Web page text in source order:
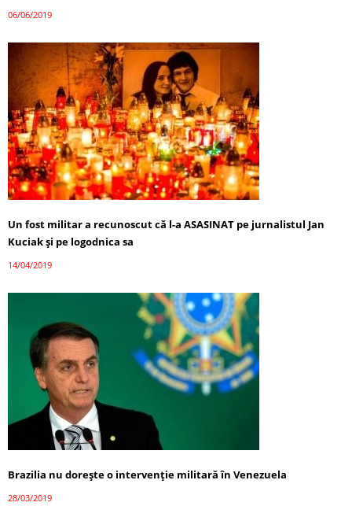
06/06/2019
Un fost militar a recunoscut că l-a ASASINAT pe jurnalistul Jan
Kuciak și pe logodnica sa
14/04/2019
Brazilia nu doreşte o intervenţie militară în Venezuela
28/03/2019